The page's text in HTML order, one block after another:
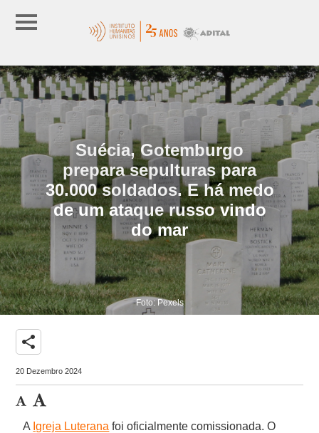
Suécia, Gotemburgo
prepara sepulturas para
30.000 soldados. E há medo
de um ataque russo vindo
do mar
Foto: Pexels
share
20 Dezembro 2024
A Igreja Luterana foi oficialmente comissionada. O